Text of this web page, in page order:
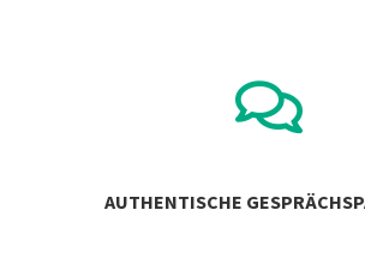
AUTHENTISCHE